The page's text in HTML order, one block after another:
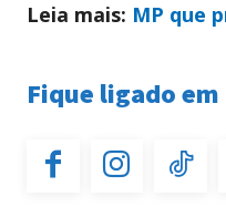
Leia mais: MP que
Fique ligado em